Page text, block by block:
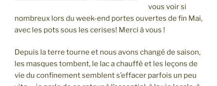
vous voir si
nombreux lors du week-end portes ouvertes de fin Mai,
avec les pots sous les cerises! Merci à vous !
Depuis la terre tourne et nous avons changé de saison,
les masques tombent, le lac a chauffé et les leçons de
vie du confinement semblent s’effacer parfois un peu